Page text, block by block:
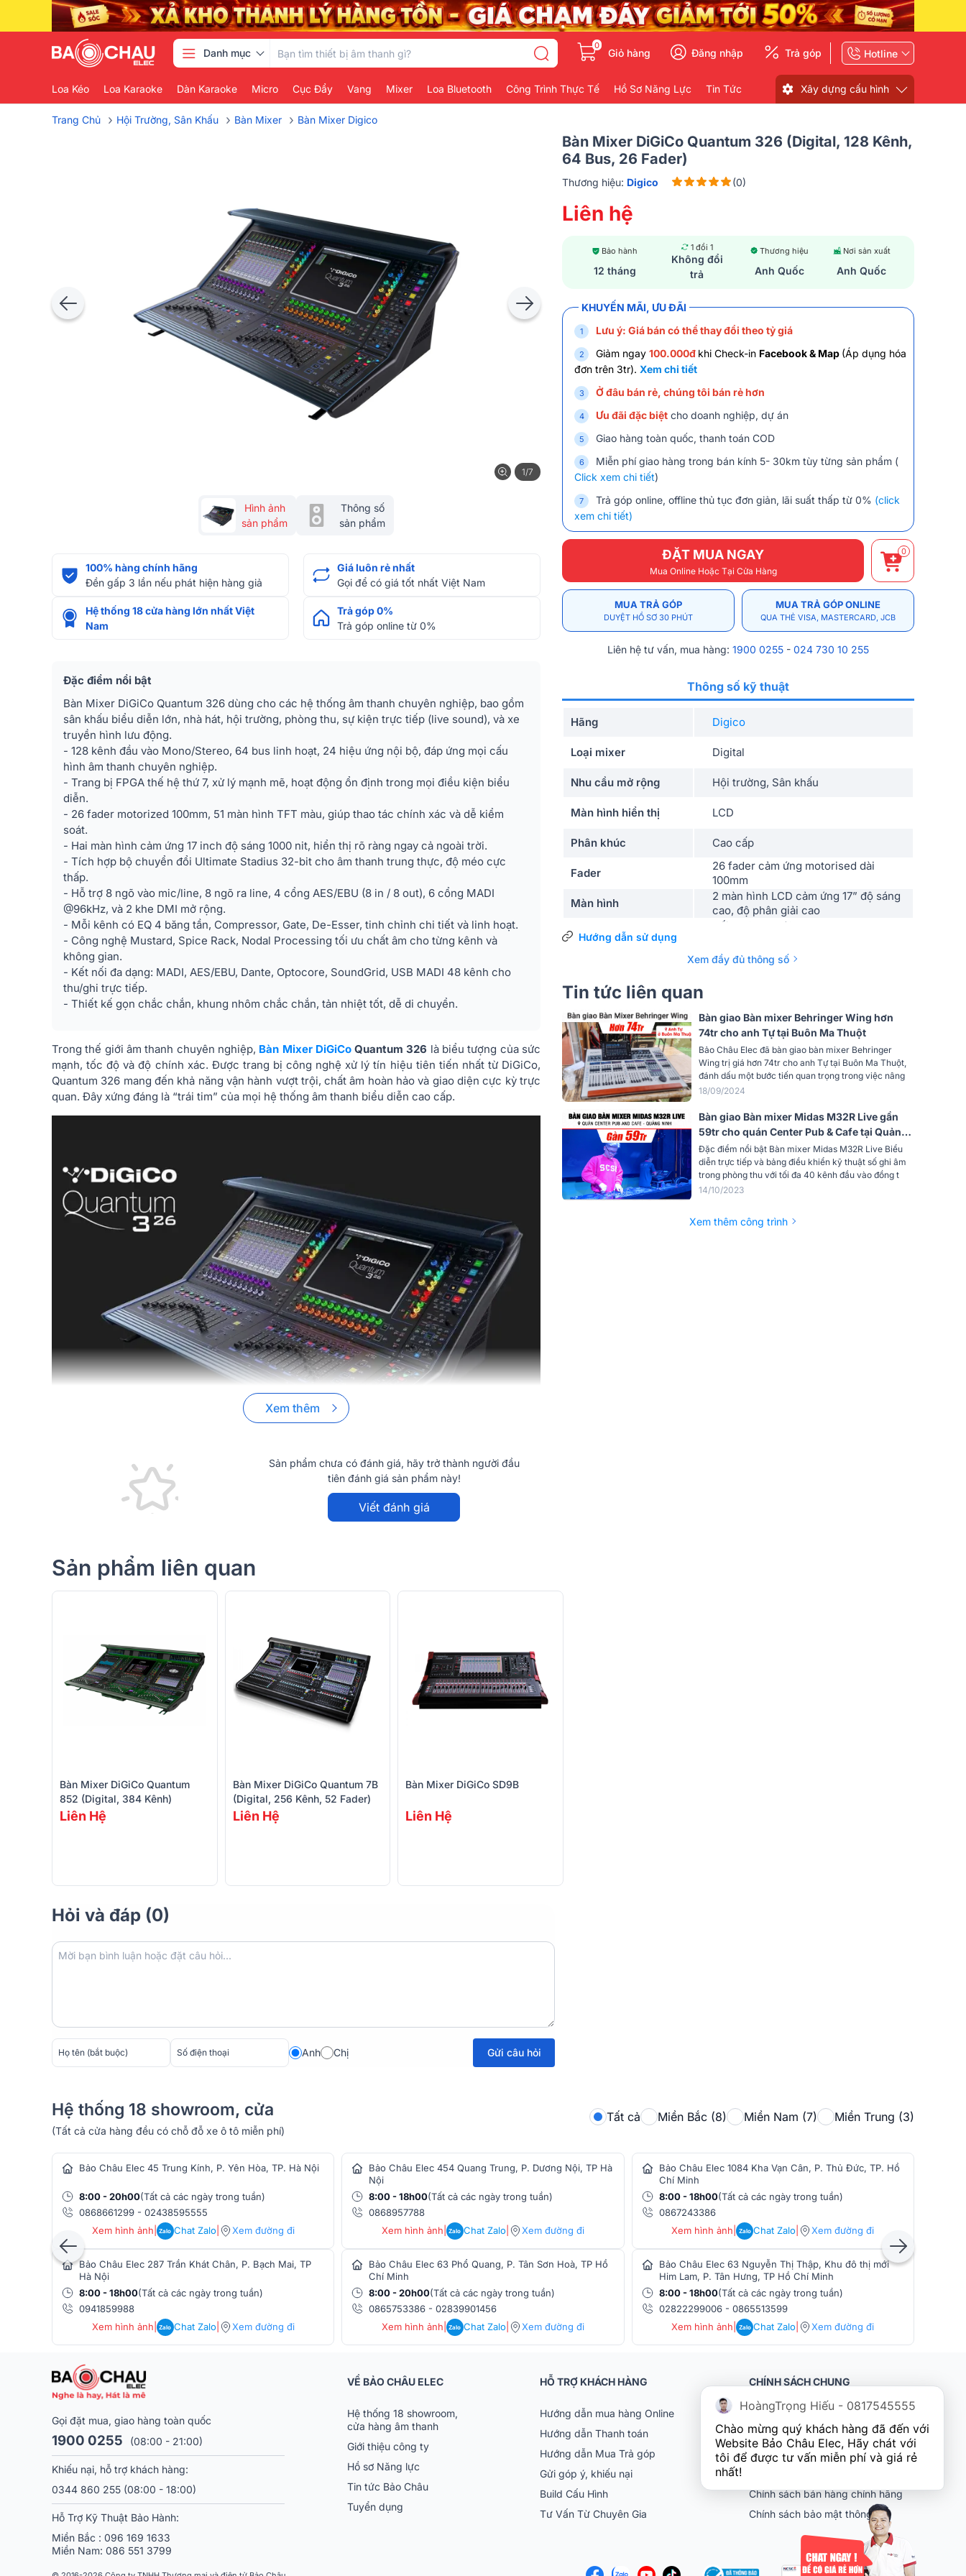
Danh mục
0
Giỏ hàng Đăng nhập Trả góp Hotline
Loa Kéo Loa Karaoke Dàn Karaoke Micro Cục Đẩy Vang Mixer Loa Bluetooth Công Trình Thực Tế Hồ Sơ Năng Lực Tin Tức Xây dựng cấu hình
Trang Chủ › Hội Trường, Sân Khấu › Bàn Mixer › Bàn Mixer Digico
1/7
Hình ảnh
sản phẩm
Thông số
sản phẩm
100% hàng chính hãng
Đền gấp 3 lần nếu phát hiện hàng giả
Giá luôn rẻ nhất
Gọi để có giá tốt nhất Việt Nam
Hệ thống 18 cửa hàng lớn nhất Việt
Nam
Trả góp 0%
Trả góp online từ 0%
Đặc điểm nổi bật
Bàn Mixer DiGiCo Quantum 326 dùng cho các hệ thống âm thanh chuyên nghiệp, bao gồm
sân khấu biểu diễn lớn, nhà hát, hội trường, phòng thu, sự kiện trực tiếp (live sound), và xe
truyền hình lưu động.
- 128 kênh đầu vào Mono/Stereo, 64 bus linh hoạt, 24 hiệu ứng nội bộ, đáp ứng mọi cấu
hình âm thanh chuyên nghiệp.
- Trang bị FPGA thế hệ thứ 7, xử lý mạnh mẽ, hoạt động ổn định trong mọi điều kiện biểu
diễn.
- 26 fader motorized 100mm, 51 màn hình TFT màu, giúp thao tác chính xác và dễ kiểm
soát.
- Hai màn hình cảm ứng 17 inch độ sáng 1000 nit, hiển thị rõ ràng ngay cả ngoài trời.
- Tích hợp bộ chuyển đổi Ultimate Stadius 32-bit cho âm thanh trung thực, độ méo cực
thấp.
- Hỗ trợ 8 ngõ vào mic/line, 8 ngõ ra line, 4 cổng AES/EBU (8 in / 8 out), 6 cổng MADI
@96kHz, và 2 khe DMI mở rộng.
- Mỗi kênh có EQ 4 băng tần, Compressor, Gate, De-Esser, tinh chỉnh chi tiết và linh hoạt.
- Công nghệ Mustard, Spice Rack, Nodal Processing tối ưu chất âm cho từng kênh và
không gian.
- Kết nối đa dạng: MADI, AES/EBU, Dante, Optocore, SoundGrid, USB MADI 48 kênh cho
thu/ghi trực tiếp.
- Thiết kế gọn chắc chắn, khung nhôm chắc chắn, tản nhiệt tốt, dễ di chuyển.
Trong thế giới âm thanh chuyên nghiệp, Bàn Mixer DiGiCoQuantum 326 là biểu tượng của sức
mạnh, tốc độ và độ chính xác. Được trang bị công nghệ xử lý tín hiệu tiên tiến nhất từ DiGiCo,
Quantum 326 mang đến khả năng vận hành vượt trội, chất âm hoàn hảo và giao diện cực kỳ trực
quan. Đây xứng đáng là “trái tim” của mọi hệ thống âm thanh biểu diễn cao cấp.
1. Thiết kế nhỏ gọn, bền bỉ và dễ di chuyển
(hoặc 150 kg khi kèm flightcase), dễ dàng di chuyển và lắp đặt ở nhiều không gian khác nhau.
Vỏ máy được làm từkhung nhôm nguyên khối cao cấp, giúptản nhiệt hiệu quả, chống va đập
2. Hiệu năng xử lý mạnh mẽ với bộ vi xử lý FPGA thế hệ thứ 7
Bàn mixer DiGiCo Quantum 326 được phát triển trên nền tảng
- bộ xử lý âm
thanh tiên tiến và mạnh mẽ nhất hiện nay trong dòng Quantum. Công nghệ này giúp bàn mixer
kiện làm việc.
Với khả năng xử lý lên đến128 kênh đầu vào Mono/Stereo
(Aux/Subgroup/Matrix)cùng
lập, thiết bị cho phép kỹ sư âm thanh điều khiển, phối trộn và tối ưu hệ thống một cách dễ dàng.
Xem thêm
Sản phẩm chưa có đánh giá, hãy trở thành người đầu
tiên đánh giá sản phẩm này!
Viết đánh giá
Bàn Mixer DiGiCo Quantum 326 (Digital, 128 Kênh,
64 Bus, 26 Fader)
Thương hiệu: Digico (0)
Liên hệ
Bảo hành
12 tháng
1 đổi 1
Không đổi
trả
Thương hiệu
Anh Quốc
Nơi sản xuất
Anh Quốc
KHUYẾN MÃI, ƯU ĐÃI
Lưu ý: Giá bán có thể thay đổi theo tỷ giá
Giảm ngay 100.000đ khi Check-in Facebook & Map (Áp dụng hóa
đơn trên 3tr). Xem chi tiết
Ở đâu bán rẻ, chúng tôi bán rẻ hơn
Ưu đãi đặc biệt cho doanh nghiệp, dự án
Giao hàng toàn quốc, thanh toán COD
Miễn phí giao hàng trong bán kính 5- 30km tùy từng sản phẩm (
Click xem chi tiết)
Trả góp online, offline thủ tục đơn giản, lãi suất thấp từ 0% (click
xem chi tiết)
ĐẶT MUA NGAY
Mua Online Hoặc Tại Cửa Hàng
0
MUA TRẢ GÓP
DUYỆT HỒ SƠ 30 PHÚT
MUA TRẢ GÓP ONLINE
QUA THẺ VISA, MASTERCARD, JCB
Liên hệ tư vấn, mua hàng: 1900 0255 - 024 730 10 255
Thông số kỹ thuật
Hãng Digico
Loại mixer Digital
Nhu cầu mở rộng Hội trường, Sân khấu
Màn hình hiển thị LCD
Phân khúc Cao cấp
Fader
26 fader cảm ứng motorised dài
100mm
Màn hình
2 màn hình LCD cảm ứng 17” độ sáng
cao, độ phân giải cao
Bus
Tối đa 64 Aux/Group
24 input / 24 output với xử lý đầy đủ
Nhóm điều khiển
Hiệu ứng nội bộ
24 hiệu ứng stereo (reverb, delay,
chorus, pitch, enhancer)
Spice Rack
8 khe mono / 4 khe stereo
Mustard Proc 36 dải xử lý
Nodal Proc 64 bộ xử lý Nodal
Local I/O 8 x 32bit mic/line I/O, 8 x AES I/O
MADI Interface
6 giao diện @ 48kHz, 3 giao diện @
96kHz, kết nối BNC
Optocore Interface
Hướng dẫn sử dụng
Xem đầy đủ thông số
Tin tức liên quan
Bàn giao Bàn mixer Behringer Wing hơn
74tr cho anh Tự tại Buôn Ma Thuột
Bảo Châu Elec đã bàn giao bàn mixer Behringer
Wing trị giá hơn 74tr cho anh Tự tại Buôn Ma Thuột,
đánh dấu một bước tiến quan trọng trong việc nâng
18/09/2024
Bàn giao Bàn mixer Midas M32R Live gần
59tr cho quán Center Pub & Cafe tại Quảng
Ninh
Đặc điểm nổi bật Bàn mixer Midas M32R Live Biểu
diễn trực tiếp và bảng điều khiển kỹ thuật số ghi âm
trong phòng thu với tối đa 40 kênh đầu vào đồng t
14/10/2023
Xem thêm công trình
Sản phẩm liên quan
Bàn Mixer DiGiCo Quantum
852 (Digital, 384 Kênh)
Liên Hệ
Bàn Mixer DiGiCo Quantum 7B
(Digital, 256 Kênh, 52 Fader)
Liên Hệ
Bàn Mixer DiGiCo SD9B
Liên Hệ
Hỏi và đáp (0)
Anh Chị Gửi câu hỏi
Hệ thống 18 showroom, cửa
hàng âm thanh
(Tất cả cửa hàng đều có chỗ đỗ xe ô tô miễn phí)
Tất cả Miền Bắc (8) Miền Nam (7) Miền Trung (3)
Bảo Châu Elec 45 Trung Kính, P. Yên Hòa, TP. Hà Nội
8:00 - 20h00(Tất cả các ngày trong tuần)
0868661299 - 02438595555
Xem hình ảnh
Zalo Chat Zalo| Xem đường đi
Bảo Châu Elec 287 Trần Khát Chân, P. Bạch Mai, TP
Hà Nội
8:00 - 18h00(Tất cả các ngày trong tuần)
0941859988
Xem hình ảnh
Zalo Chat Zalo| Xem đường đi
Bảo Châu Elec 454 Quang Trung, P. Dương Nội, TP Hà
Nội
8:00 - 18h00(Tất cả các ngày trong tuần)
0868957788
Xem hình ảnh
Zalo Chat Zalo| Xem đường đi
Bảo Châu Elec 63 Phổ Quang, P. Tân Sơn Hoà, TP Hồ
Chí Minh
8:00 - 20h00(Tất cả các ngày trong tuần)
0865753386 -02839901456
Xem hình ảnh
Zalo Chat Zalo| Xem đường đi
Bảo Châu Elec 1084 Kha Vạn Cân, P. Thủ Đức, TP. Hồ
Chí Minh
8:00 - 18h00(Tất cả các ngày trong tuần)
0867243386
Xem hình ảnh | Zalo Chat Zalo Xem đường đi
Bảo Châu Elec 63 Nguyễn Thị Thập, Khu đô thị mới
Him Lam, P. Tân Hưng, TP Hồ Chí Minh
8:00 - 18h00(Tất cả các ngày trong tuần)
02822299006- 0865513599
Xem hình ảnh | Zalo Chat Zalo Xem đường đi
Gọi đặt mua, giao hàng toàn quốc
1900 0255 (08:00 - 21:00)
Khiếu nại, hỗ trợ khách hàng:
0344 860 255 (08:00 - 18:00)
Hỗ Trợ Kỹ Thuật Bảo Hành:
Miền Bắc : 096 169 1633
Miền Nam: 086 551 3799
VỀ BẢO CHÂU ELEC
Hệ thống 18 showroom,
cửa hàng âm thanh
Giới thiệu công ty
Hồ sơ Năng lực
Tin tức Bảo Châu
Tuyển dụng
HỖ TRỢ KHÁCH HÀNG
Hướng dẫn mua hàng Online
Hướng dẫn Thanh toán
Hướng dẫn Mua Trả góp
Gửi góp ý, khiếu nại
Build Cấu Hình
Tư Vấn Từ Chuyên Gia
CHÍNH SÁCH CHUNG
Khách hàng doanh nghiệp (B2B)
Chính sách bảo hành
Chính sách đổi trả
Chính sách bán hàng chính hãng
Chính sách bảo mật thông tin
HoàngTrọng Hiếu - 0817545555
Chào mừng quý khách hàng đã đến với
Website Bảo Châu Elec, Hãy chát với
tôi để được tư vấn miễn phí và giá rẻ
nhất!